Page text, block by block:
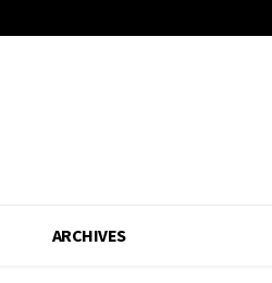
ARCHIVES